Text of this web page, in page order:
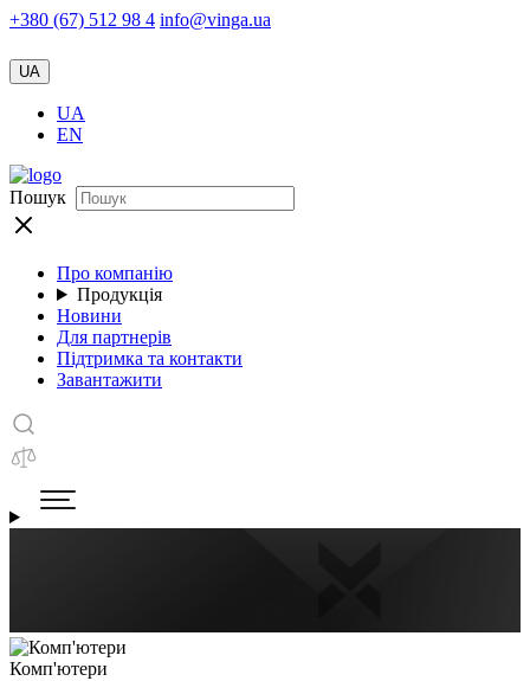
+380 (67) 512 98 4 info@vinga.ua
UA
UA
EN
Пошук
Про компанію
Продукція
Новини
Для партнерів
Підтримка та контакти
Завантажити
Комп'ютери